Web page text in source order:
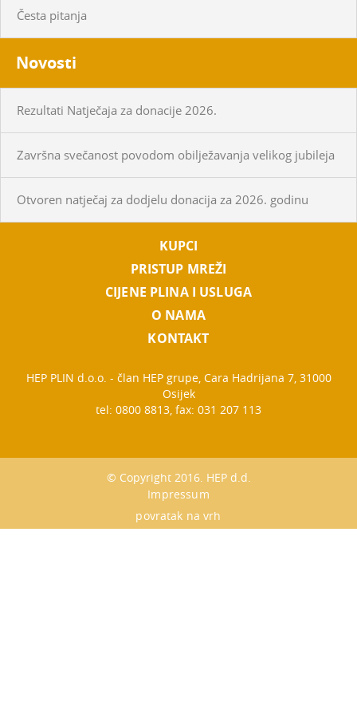
Česta pitanja
Novosti
Rezultati Natječaja za donacije 2026.
Završna svečanost povodom obilježavanja velikog jubileja
Otvoren natječaj za dodjelu donacija za 2026. godinu
KUPCI
PRISTUP MREŽI
CIJENE PLINA I USLUGA
O NAMA
KONTAKT
HEP PLIN d.o.o. - član HEP grupe, Cara Hadrijana 7, 31000
Osijek
tel: 0800 8813, fax: 031 207 113
© Copyright 2016. HEP d.d.
Impressum
povratak na vrh